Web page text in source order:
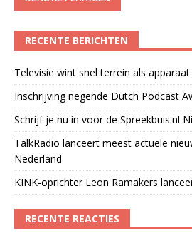
RECENTE BERICHTEN
Televisie wint snel terrein als
Inschrijving negende Dutch Podcast
Schrijf je nu in voor de Spreekbuis.nl
TalkRadio lanceert meest actuele
Nederland
KINK-oprichter Leon Ramakers
RECENTE REACTIES